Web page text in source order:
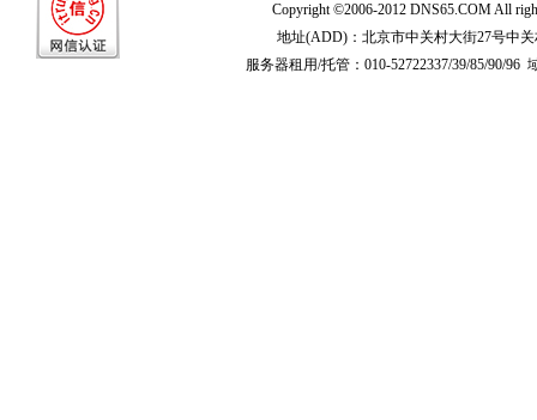
Copyright ©2006-2012 DNS65.COM All
地址(ADD)：北京市中关村大街27号中
服务器租用/托管：010-52722337/39/85/90/96